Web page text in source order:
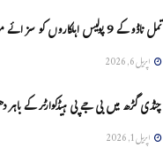
تمل ناڈو کے 9 پولیس اہلکاروں کو سزائے موت
اپریل 6, 2026
چنڈی گڑھ میں بی جے پی ہیڈکوارٹر کے باہر
اپریل 1, 2026